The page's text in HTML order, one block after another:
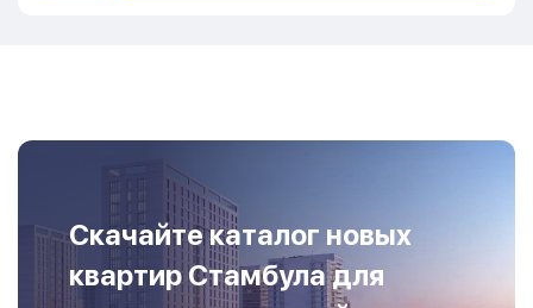
Скачайте каталог новых
квартир Стамбула для